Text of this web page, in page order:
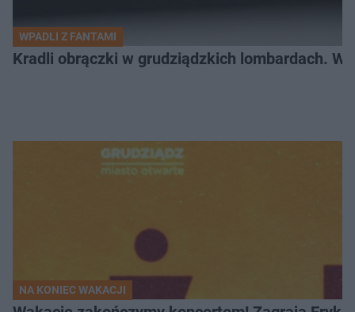
WPADLI Z FANTAMI
Kradli obrączki w grudziądzkich lombardach.
NA KONIEC WAKACJI